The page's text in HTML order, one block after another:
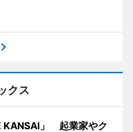
クス
KANSAI」 起業家やク